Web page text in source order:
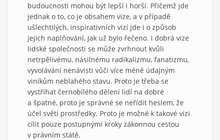
budoucnosti mohou být lepší i horší. Přičemž jde
jednak o to, co je obsahem vize, a v případě
ušlechtilých, inspirativních vizí jde i o způsob
jejich naplňování, jak už bylo řečeno. I dobrá vize
lidské společnosti se může zvrhnout kvůli
netrpělivému, násilnému radikalizmu, fanatizmu,
vyvolávání nenávisti vůči více méně údajným
viníkům neblahého stavu. Proto je třeba se
vystříhat černobílého dělení lidí na dobré
a špatné, proto je správné se neřídit heslem, že
účel světí prostředky. Proto je možné k takové vizi
cílit pouze postupnými kroky zákonnou cestou
v právním státě.